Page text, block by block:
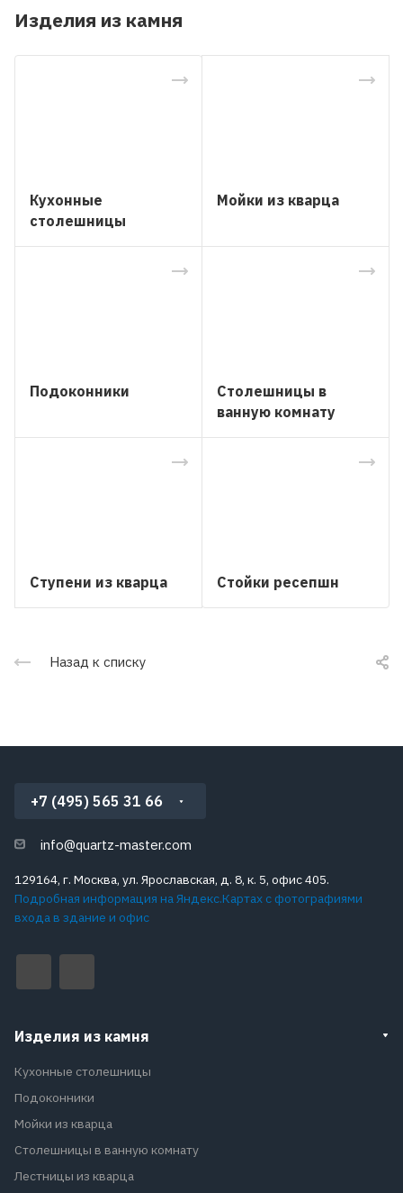
Изделия из камня
Кухонные
столешницы
Мойки из кварца
Подоконники
Столешницы в
ванную комнату
Ступени из кварца Стойки ресепшн
Назад к списку
+7 (495) 565 31 66
info@quartz-master.com
129164, г. Москва, ул. Ярославская, д. 8, к. 5, офис 405.
Подробная информация на Яндекс.Картах с фотографиями
входа в здание и офис
Изделия из камня
Кухонные столешницы
Подоконники
Мойки из кварца
Столешницы в ванную комнату
Лестницы из кварца